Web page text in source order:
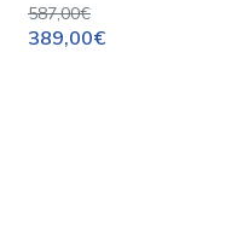
587,00€
389,00€